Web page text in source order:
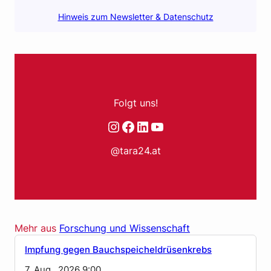
Hinweis zum Newsletter & Datenschutz
Folgt uns!
Instagram
Facebook
LinkedIn
YouTube
@tara24.at
Mehr aus Forschung und Wissenschaft
Impfung gegen Bauchspeicheldrüsenkrebs